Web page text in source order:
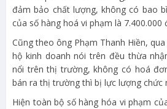
đảm bảo chất lượng, không có bao
của số hàng hoá vi phạm là 7.400.000
Cũng theo ông Phạm Thanh Hiền,
hộ kinh doanh nói trên đều thừa
nổi trên thị trường, không có hoá
bán ra thị trường thì bị lực lượng chức
Hiện toàn bộ số hàng hóa vi phạm